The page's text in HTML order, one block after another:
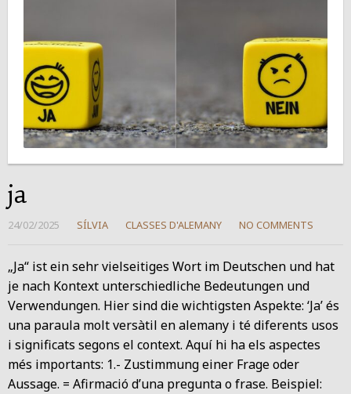
ja
24/02/2025 SÍLVIA CLASSES D'ALEMANY NO COMMENTS
„Ja“ ist ein sehr vielseitiges Wort im Deutschen und hat
je nach Kontext unterschiedliche Bedeutungen und
Verwendungen. Hier sind die wichtigsten Aspekte: ‘Ja’ és
una paraula molt versàtil en alemany i té diferents usos
i significats segons el context. Aquí hi ha els aspectes
més importants: 1.- Zustimmung einer Frage oder
Aussage. = Afirmació d’una pregunta o frase. Beispiel: